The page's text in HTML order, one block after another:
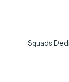
Squads